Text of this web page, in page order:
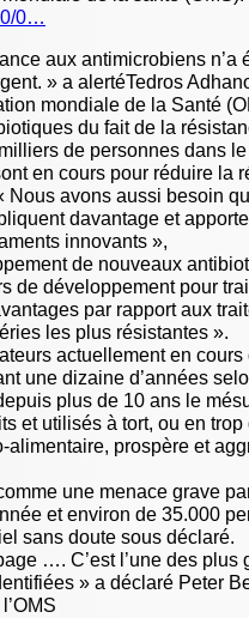
0…
aux antimicrobiens n’a
» a alertéTedros
mondiale de la Santé
du fait de la
de personnes dans
en cours pour réduire la
Nous avons aussi besoin
davantage et
innovants »,
de nouveaux
de développement pour
par rapport aux
les plus résistantes ».
actuellement en
une dizaine d’années
plus de 10 ans le
et utilisés à tort, ou en
alimentaire, prospère et
une menace grave
et environ de 35.000
sans doute sous déclaré.
…. C’est l’une des plus
» a déclaré Peter